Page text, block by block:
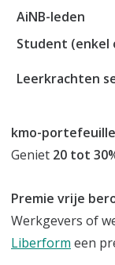
AiNB-leden
Student (enkel
Leerkrachten
kmo-portefeuille
Geniet 20 tot
Premie vrije
Werkgevers of
Liberform een